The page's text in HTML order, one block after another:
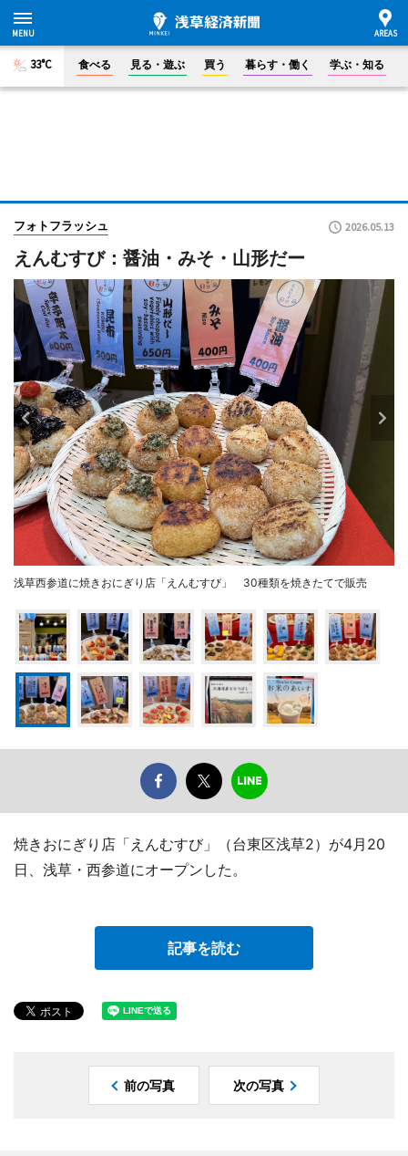
33°C 食べる 見る・遊ぶ 買う 暮らす・働く 学ぶ・知る
フォトフラッシュ 2026.05.13
えんむすび：醤油・みそ・山形だー
浅草西参道に焼きおにぎり店「えんむすび」 30種類を焼きたてで販売
焼きおにぎり店「えんむすび」（台東区浅草2）が4月20
日、浅草・西参道にオープンした。
記事を読む
前の写真 次の写真